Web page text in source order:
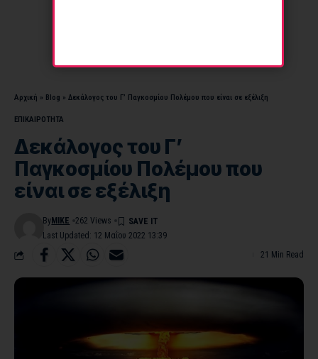
Αρχική » Blog » Δεκάλογος του Γ’ Παγκοσμίου Πολέμου που είναι σε εξέλιξη
ΕΠΙΚΑΙΡΟΤΗΤΑ
Δεκάλογος του Γ’
Παγκοσμίου Πολέμου που
είναι σε εξέλιξη
Last Updated: 12 Μαΐου 2022 13:39
By MIKE 262 Views
21 Min Read